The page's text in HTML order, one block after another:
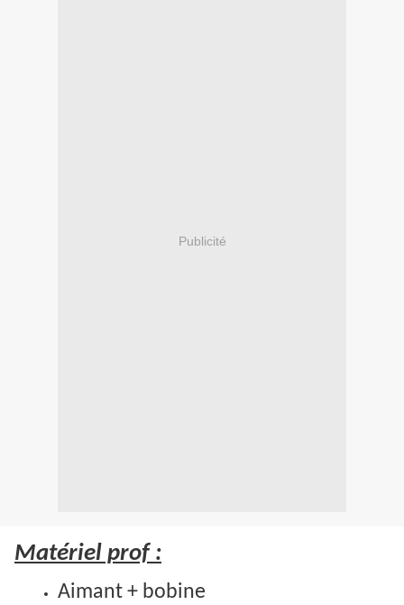
Publicité
Matériel prof :
Aimant + bobine